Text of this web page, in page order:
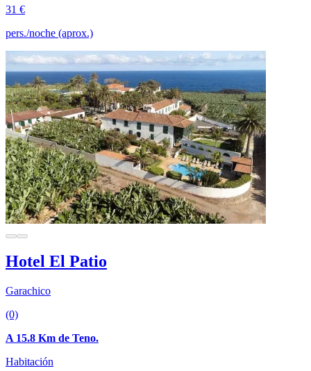
31 €
pers./noche (aprox.)
Hotel El Patio
Garachico
(0)
A 15.8 Km de Teno.
Habitación